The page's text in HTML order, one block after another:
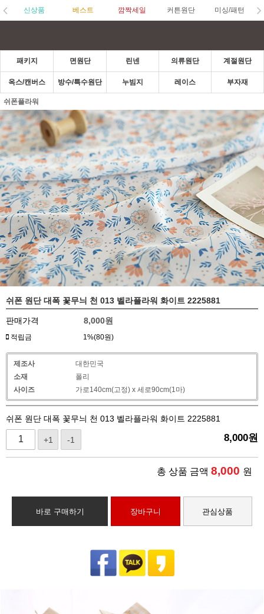
신상품 베스트 깜짝세일 커튼원단 미싱/패턴
패키지 면원단 린넨 의류원단 계절원단
옥스/캔버스 방수/특수원단 누빔지 레이스 부자재
쉬폰플라워
쉬폰 원단 대폭 꽃무늬 천 013 벨라플라워 화이트 2225881
판매가격 8,000원
적립금 1%(80원)
제조사
대한민국
소재
폴리
사이즈
가로140cm(고정) x 세로90cm(1마)
쉬폰 원단 대폭 꽃무늬 천 013 벨라플라워 화이트 2225881
+1 -1 8,000원
총 상품 금액 8,000 원
바로 구매하기 장바구니 관심상품